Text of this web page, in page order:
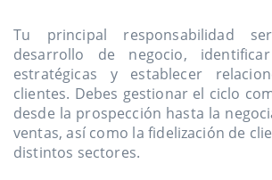
Tu principal responsabilidad
desarrollo de negocio,
estratégicas y establecer
clientes. Debes gestionar el ciclo
desde la prospección hasta la
ventas, así como la fidelización de
distintos sectores.